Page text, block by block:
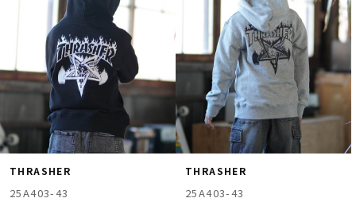
THRASHER
25A403-43
THRASHER
25A403-43